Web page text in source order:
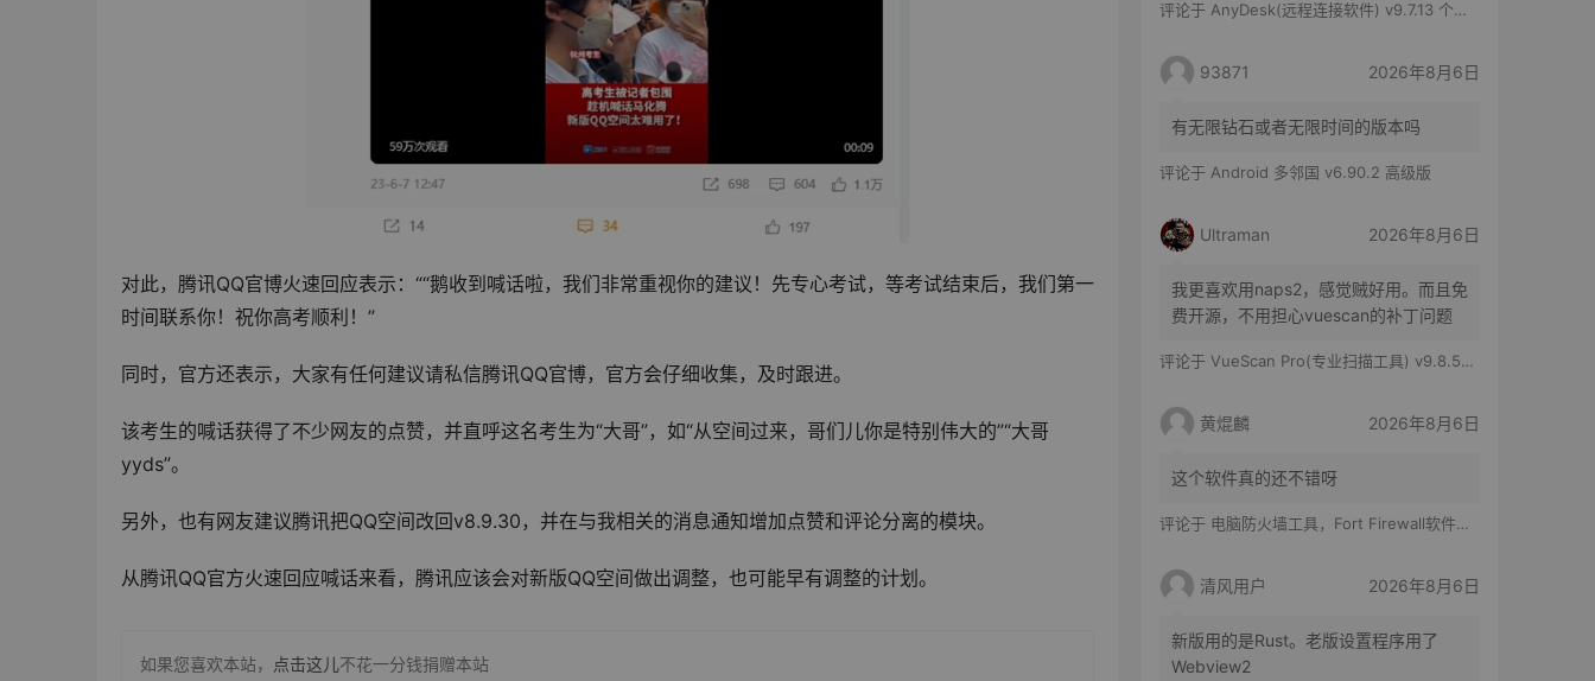
对此，腾讯QQ官博火速回应表示：““鹅收到喊话啦，我们非常重视你的建议！先专心考试，等考试结束后，我们第一
时间联系你！祝你高考顺利！”
同时，官方还表示，大家有任何建议请私信腾讯QQ官博，官方会仔细收集，及时跟进。
该考生的喊话获得了不少网友的点赞，并直呼这名考生为“大哥”，如“从空间过来，哥们儿你是特别伟大的”“大哥
yyds”。
另外，也有网友建议腾讯把QQ空间改回v8.9.30，并在与我相关的消息通知增加点赞和评论分离的模块。
从腾讯QQ官方火速回应喊话来看，腾讯应该会对新版QQ空间做出调整，也可能早有调整的计划。
如果您喜欢本站， 点击这儿不花一分钱捐赠本站
评论于 AnyDesk(远程连接软件) v9.7.13 个人版
93871 2026年8月6日
有无限钻石或者无限时间的版本吗
评论于 Android 多邻国 v6.90.2 高级版
Ultraman 2026年8月6日
我更喜欢用naps2，感觉贼好用。而且免
费开源，不用担心vuescan的补丁问题
评论于 VueScan Pro(专业扫描工具) v9.8.56.11 修改版
黄焜麟 2026年8月6日
这个软件真的还不错呀
评论于 电脑防火墙工具，Fort Firewall软件体验
清风用户 2026年8月6日
新版用的是Rust。老版设置程序用了
Webview2